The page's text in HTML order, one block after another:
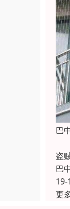
巴
盗
巴
19-
更